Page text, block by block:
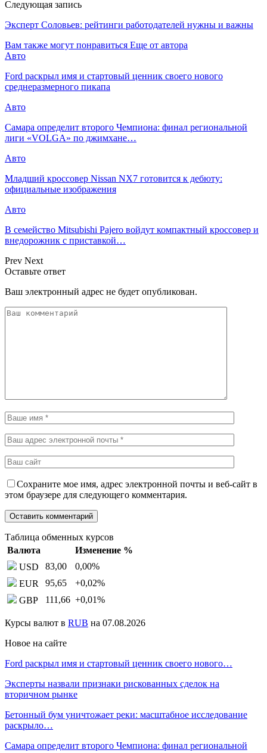
Следующая запись
Эксперт Соловьев: рейтинги работодателей нужны и важны
Вам также могут понравиться Еще от автора
Авто
Ford раскрыл имя и стартовый ценник своего нового
среднеразмерного пикапа
Авто
Самара определит второго Чемпиона: финал региональной
лиги «VOLGA» по джимхане…
Авто
Младший кроссовер Nissan NX7 готовится к дебюту:
официальные изображения
Авто
В семейство Mitsubishi Pajero войдут компактный кроссовер и
внедорожник с приставкой…
Prev Next
Оставьте ответ
Ваш электронный адрес не будет опубликован.
Сохраните мое имя, адрес электронной почты и веб-сайт в
этом браузере для следующего комментария.
Таблица обменных курсов
Валюта
Изменение %
USD
83,00 0,00%
EUR
95,65 +0,02%
GBP
111,66 +0,01%
Курсы валют в RUB на 07.08.2026
Новое на сайте
Ford раскрыл имя и стартовый ценник своего нового…
Эксперты назвали признаки рискованных сделок на
вторичном рынке
Бетонный бум уничтожает реки: масштабное исследование
раскрыло…
Самара определит второго Чемпиона: финал региональной